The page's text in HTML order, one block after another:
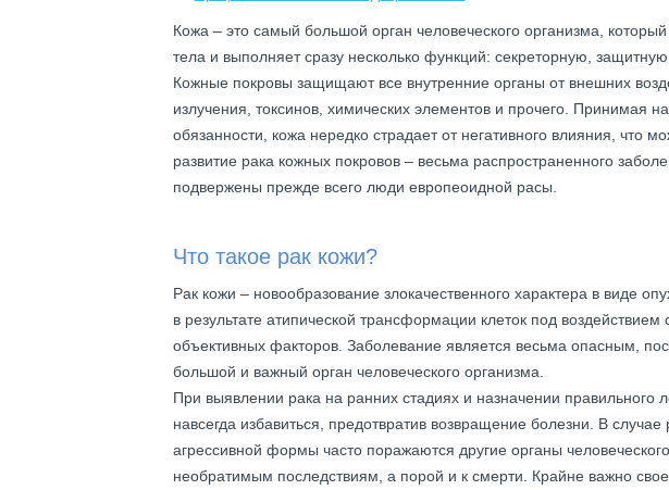
Кожа – это самый большой орган человеческого организма,
тела и выполняет сразу несколько функций: секреторную,
Кожные покровы защищают все внутренние органы от внешних
излучения, токсинов, химических элементов и прочего. Принимая
обязанности, кожа нередко страдает от негативного влияния, что
развитие рака кожных покровов – весьма распространенного
подвержены прежде всего люди европеоидной расы.
Что такое рак кожи?
Рак кожи – новообразование злокачественного характера в виде
в результате атипической трансформации клеток под воздействием
объективных факторов. Заболевание является весьма опасным,
большой и важный орган человеческого организма.
При выявлении рака на ранних стадиях и назначении правильного
навсегда избавиться, предотвратив возвращение болезни. В случае
агрессивной формы часто поражаются другие органы
необратимым последствиям, а порой и к смерти. Крайне важно